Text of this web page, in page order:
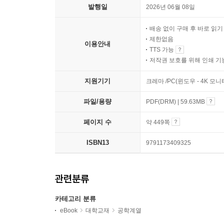
발행일 2026년 06월 08일
이용안내
배송 없이 구매 후 바로 읽기
제한없음
TTS 가능
저작권 보호를 위해 인쇄 기
지원기기 크레마 /PC(윈도우 - 4K 모
파일/용량 PDF(DRM) | 59.63MB
페이지 수 약 449쪽
ISBN13 9791173409325
관련분류
카테고리 분류
eBook 대학교재 공학계열